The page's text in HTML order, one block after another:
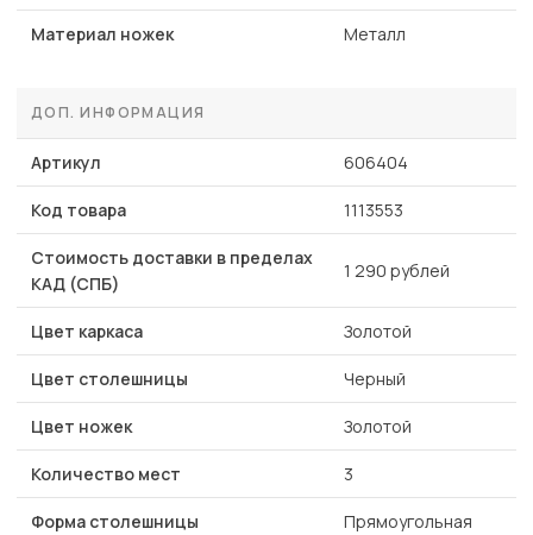
Материал ножек Металл
ДОП. ИНФОРМАЦИЯ
Артикул 606404
Код товара 1113553
Стоимость доставки в пределах
КАД (СПБ)
1 290 рублей
Цвет каркаса Золотой
Цвет столешницы Черный
Цвет ножек Золотой
Количество мест 3
Форма столешницы Прямоугольная